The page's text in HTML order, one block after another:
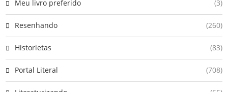
Meu livro preferido (3)
Resenhando (260)
Historietas (83)
Portal Literal (708)